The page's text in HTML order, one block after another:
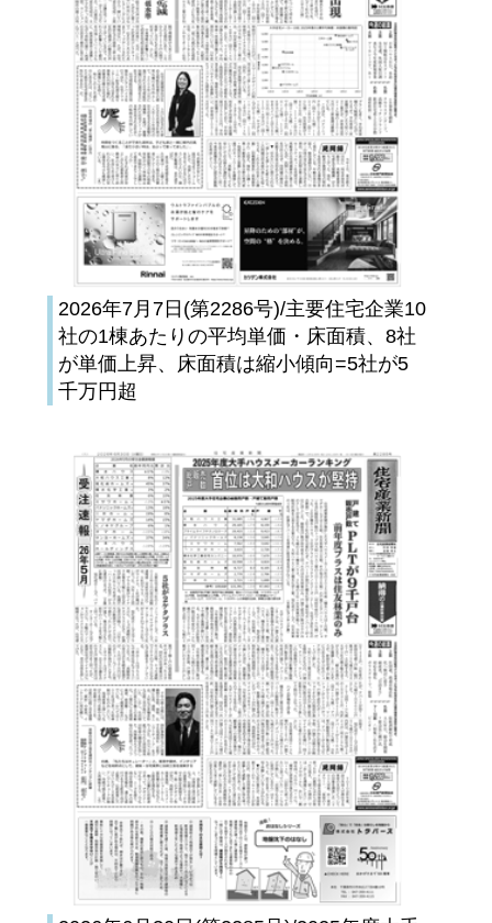
2026年7月7日(第2286号)/主要住宅企業10
社の1棟あたりの平均単価・床面積、8社
が単価上昇、床面積は縮小傾向=5社が5
千万円超